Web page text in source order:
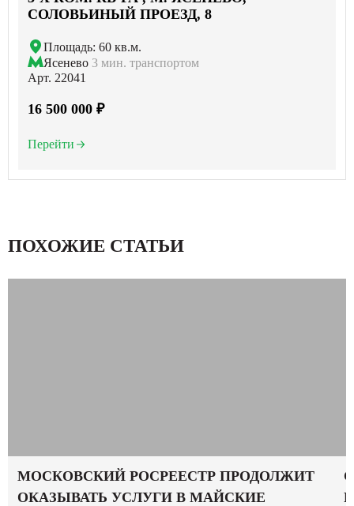
СОЛОВЬИНЫЙ ПРОЕЗД, 8
Площадь: 60 кв.м.
Ясенево 3 мин. транспортом
Арт. 22041
16 500 000 ₽
Перейти
ПОХОЖИЕ СТАТЬИ
МОСКОВСКИЙ РОСРЕЕСТР ПРОДОЛЖИТ
ОКАЗЫВАТЬ УСЛУГИ В МАЙСКИЕ